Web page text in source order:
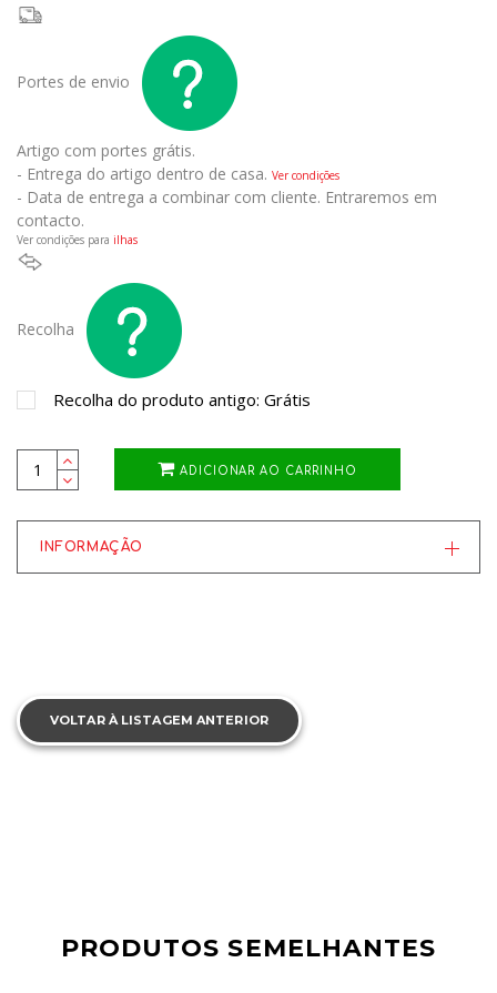
Portes de envio
Artigo com portes grátis.
- Entrega do artigo dentro de casa. Ver condições
- Data de entrega a combinar com cliente. Entraremos em
contacto.
Ver condições para ilhas
Recolha
Recolha do produto antigo: Grátis
ADICIONAR AO CARRINHO
INFORMAÇÃO
VOLTAR À LISTAGEM ANTERIOR
PRODUTOS SEMELHANTES